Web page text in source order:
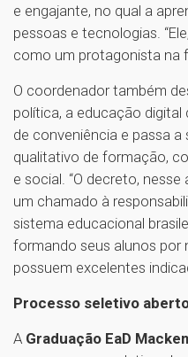
e engajante, no qual a
pessoas e tecnologias.
como um protagonista na
O coordenador também
política, a educação digital
de conveniência e passa
qualitativo de formação,
e social. “O decreto,
um chamado à
sistema educacional
formando seus alunos por
possuem excelentes
Processo seletivo
A Graduação EaD